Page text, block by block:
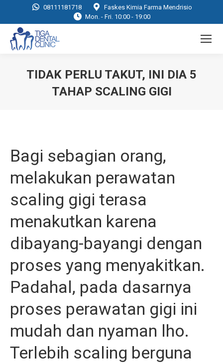
08111181718
Faskes Kimia Farma Mendrisio
Mon. - Fri. 10:00 - 19:00
TIDAK PERLU TAKUT, INI DIA 5
TAHAP SCALING GIGI
Bagi sebagian orang,
melakukan perawatan
scaling gigi terasa
menakutkan karena
dibayang-bayangi dengan
proses yang menyakitkan.
Padahal, pada dasarnya
proses perawatan gigi ini
mudah dan nyaman lho.
Terlebih scaling berguna